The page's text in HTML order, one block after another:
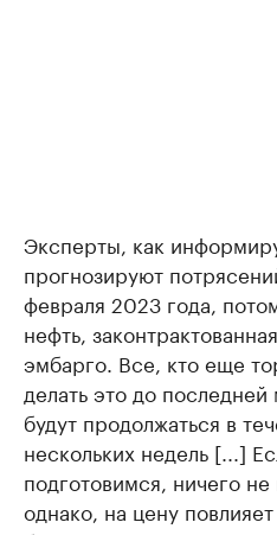
Эксперты, как
прогнозируют
февраля 2023 года,
нефть,
эмбарго. Все, кто еще
делать это до
будут продолжаться в
нескольких недель [...]
подготовимся, ничего
однако, на цену